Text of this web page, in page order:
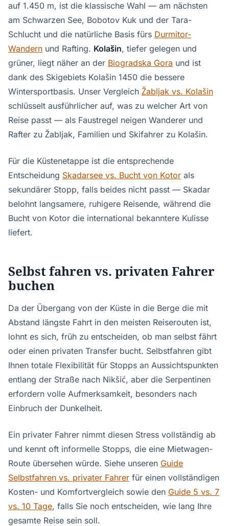
auf 1.450 m, ist die klassische Wahl — am nächsten
am Schwarzen See, Bobotov Kuk und der Tara-
Schlucht und die natürliche Basis fürs Durmitor-
Wandern und Rafting. Kolašin, tiefer gelegen und
grüner, liegt näher an der Biogradska Gora und ist
dank des Skigebiets Kolašin 1450 die bessere
Wintersportbasis. Unser Vergleich Žabljak vs. Kolašin
schlüsselt ausführlicher auf, was zu welcher Art von
Reise passt — als Faustregel neigen Wanderer und
Rafter zu Žabljak, Familien und Skifahrer zu Kolašin.
Für die Küstenetappe ist die entsprechende
Entscheidung Skadarsee vs. Bucht von Kotor als
sekundärer Stopp, falls beides nicht passt — Skadar
belohnt langsamere, ruhigere Reisende, während die
Bucht von Kotor die international bekanntere Kulisse
liefert.
Selbst fahren vs. privaten Fahrer
buchen
Da der Übergang von der Küste in die Berge die mit
Abstand längste Fahrt in den meisten Reiserouten ist,
lohnt es sich, früh zu entscheiden, ob man selbst fährt
oder einen privaten Transfer bucht. Selbstfahren gibt
Ihnen totale Flexibilität für Stopps an Aussichtspunkten
entlang der Straße nach Nikšić, aber die Serpentinen
erfordern volle Aufmerksamkeit, besonders nach
Einbruch der Dunkelheit.
Ein privater Fahrer nimmt diesen Stress vollständig ab
und kennt oft informelle Stopps, die eine Mietwagen-
Route übersehen würde. Siehe unseren Guide
Selbstfahren vs. privater Fahrer für einen vollständigen
Kosten- und Komfortvergleich sowie den Guide 5 vs. 7
vs. 10 Tage, falls Sie noch entscheiden, wie lang Ihre
gesamte Reise sein soll.